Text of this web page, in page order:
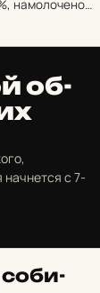
намолочено
об­
с 7-
со­би­